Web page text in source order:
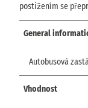
postižením se
General
Autobusová
Vhodnost